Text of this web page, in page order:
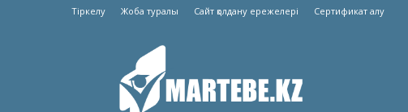
Тіркелу Жоба туралы Сайт қолдану ережелері Сертификат алу
Martebe.kz
білім
сайты